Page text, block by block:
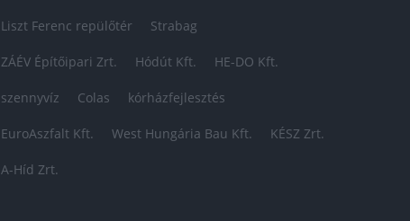
Liszt Ferenc repülőtér Strabag
ZÁÉV Építőipari Zrt. Hódút Kft. HE-DO Kft.
szennyvíz Colas kórházfejlesztés
EuroAszfalt Kft. West Hungária Bau Kft. KÉSZ Zrt.
A-Híd Zrt.